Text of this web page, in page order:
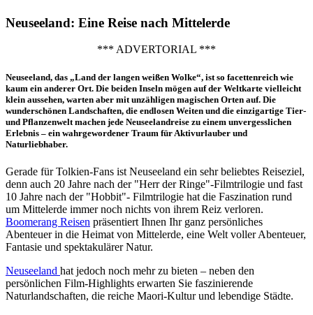
Neuseeland: Eine Reise nach Mittelerde
*** ADVERTORIAL ***
Neuseeland, das „Land der langen weißen Wolke“, ist so facettenreich wie
kaum ein anderer Ort. Die beiden Inseln mögen auf der Weltkarte vielleicht
klein aussehen, warten aber mit unzähligen magischen Orten auf. Die
wunderschönen Landschaften, die endlosen Weiten und die einzigartige Tier-
und Pflanzenwelt machen jede Neuseelandreise zu einem unvergesslichen
Erlebnis – ein wahrgewordener Traum für Aktivurlauber und
Naturliebhaber.
Gerade für Tolkien-Fans ist Neuseeland ein sehr beliebtes Reiseziel,
denn auch 20 Jahre nach der "Herr der Ringe"-Filmtrilogie und fast
10 Jahre nach der "Hobbit"- Filmtrilogie hat die Faszination rund
um Mittelerde immer noch nichts von ihrem Reiz verloren.
Boomerang Reisen präsentiert Ihnen Ihr ganz persönliches
Abenteuer in die Heimat von Mittelerde, eine Welt voller Abenteuer,
Fantasie und spektakulärer Natur.
Neuseeland hat jedoch noch mehr zu bieten – neben den
persönlichen Film-Highlights erwarten Sie faszinierende
Naturlandschaften, die reiche Maori-Kultur und lebendige Städte.